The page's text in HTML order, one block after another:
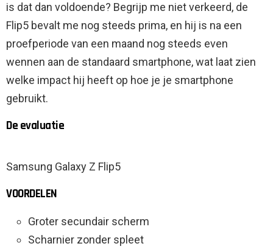
is dat dan voldoende? Begrijp me niet verkeerd, de
Flip5 bevalt me ​​nog steeds prima, en hij is na een
proefperiode van een maand nog steeds even
wennen aan de standaard smartphone, wat laat zien
welke impact hij heeft op hoe je je smartphone
gebruikt.
De evaluatie
Samsung Galaxy Z Flip5
VOORDELEN
Groter secundair scherm
Scharnier zonder spleet